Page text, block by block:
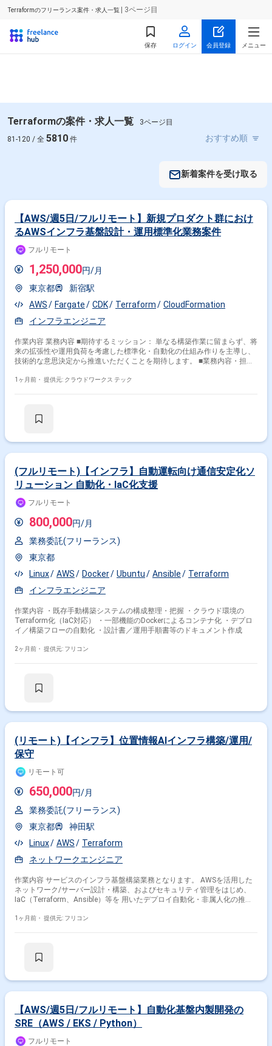
Terraformのフリーランス案件・求人一覧 | 3ページ目
保存 ログイン 会員登録 メニュー
Terraformの案件・求人一覧
3ページ目
81-120 / 全 5810 件
新着案件を受け取る
【AWS/週5日/フルリモート】新規プロダクト群におけ
るAWSインフラ基盤設計・運用標準化業務案件
フルリモート
1,250,000円/月
東京都
新宿駅
AWS
Fargate CDK Terraform
CloudFormation
インフラエンジニア
作業内容 業務内容 ■期待するミッション： 単なる構築作業に留まらず、将
来の拡張性や運用負荷を考慮した標準化・自動化の仕組み作りを主導し、
技術的な意思決定から推進いただくことを期待します。 ■業務内容・担当
テムのインフラ設計および構築 ・Webアプリケーション・API基盤のイン
チーム体制： ・開発チーム ・外部パートナー企業 ※インフラ専任は本ポジ
複数のデジタルプロダクトを展開する国内企業です。現在、社内のインフ
ラ専任担当が不在の中、技術基盤の強化を推進しています。 ■プロダクト
について： 自社AWS環境上で展開される複数の新規デジタルプロダクト
です。今後の事業拡大を見据え、各プロダクトの土台となる共通基盤の構
築を目指しています。 ■募集背景： 新規プロダクトの立ち上げに伴い、各
案件のインフラ設計・構築だけでなく、将来的な横展開を考慮した「運用
標準」の整備が必要となったため、裁量を持って推進いただけるエキスパ
ートを募集します。
1ヶ月前・ 提供元: クラウドワークス テック
(フルリモート)【インフラ】自動運転向け通信安定化ソ
リューション 自動化・IaC化支援
フルリモート
800,000円/月
業務委託(フリーランス)
東京都
Linux
AWS Docker Ubuntu Ansible
Terraform
インフラエンジニア
作業内容 ・既存手動構築システムの構成整理・把握 ・クラウド環境の
Terraform化（IaC対応） ・一部機能のDockerによるコンテナ化 ・デプロ
イ／構築フローの自動化 ・設計書／運用手順書等のドキュメント作成
2ヶ月前・ 提供元: フリコン
(リモート)【インフラ】位置情報AIインフラ構築/運用/
保守
リモート可
650,000円/月
業務委託(フリーランス)
東京都
神田駅
Linux
AWS
Terraform
ネットワークエンジニア
作業内容 サービスのインフラ基盤構築業務となります。 AWSを活用した
ネットワーク/サーバー設計・構築、およびセキュリティ管理をはじめ、
IaC（Terraform、Ansible）等を 用いたデプロイ自動化・非属人化の推進
びAWSコスト最適化にも取り組んでいただきます。
1ヶ月前・ 提供元: フリコン
【AWS/週5日/フルリモート】自動化基盤内製開発の
SRE（AWS / EKS / Python）
フルリモート